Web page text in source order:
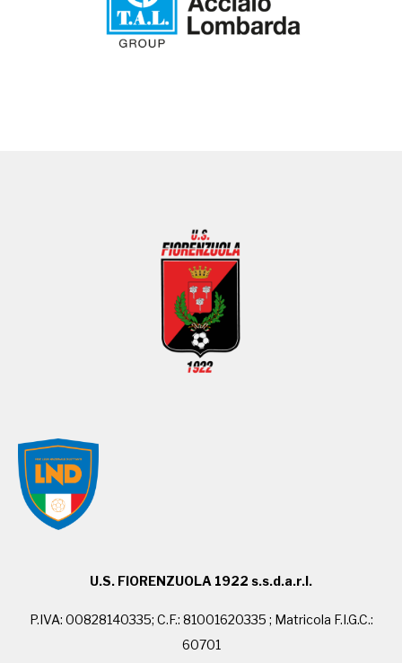
U.S. FIORENZUOLA 1922 s.s.d.a.r.l.
P.IVA: 00828140335; C.F.: 81001620335 ; Matricola F.I.G.C.:
60701